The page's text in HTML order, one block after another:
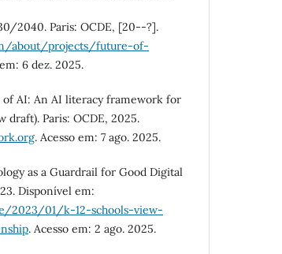
2040. Paris: OCDE, [20--?].
about/projects/future-of-
6 dez. 2025.
AI: An AI literacy framework for
draft). Paris: OCDE, 2025.
. Acesso em: 7 ago. 2025.
as a Guardrail for Good Digital
Disponível em:
2023/01/k-12-schools-view-
. Acesso em: 2 ago. 2025.